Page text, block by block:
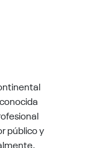
público y